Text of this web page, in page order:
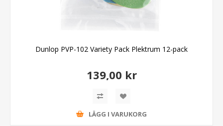
Dunlop PVP-102 Variety Pack Plektrum 12-pack
139,00 kr
LÄGG I VARUKORG